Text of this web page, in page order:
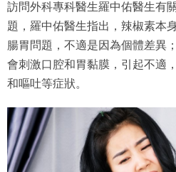
訪問外科專科醫生羅中佑醫生有
題，羅中佑醫生指出，辣椒素本
腸胃問題，不適是因為個體差異
會刺激口腔和胃黏膜，引起不適
和嘔吐等症狀。